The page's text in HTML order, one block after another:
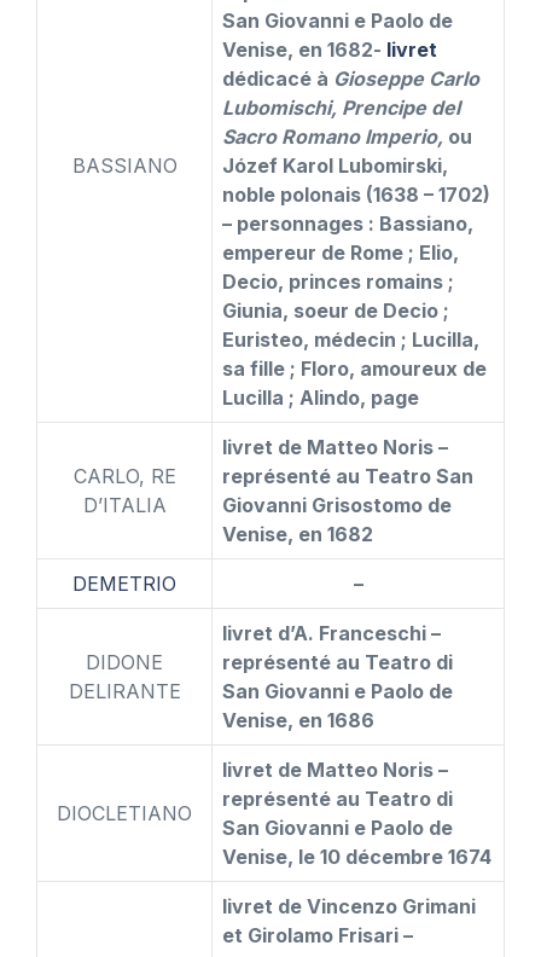
BASSIANO
San Giovanni e Paolo de
Venise, en 1682- livret
dédicacé à Gioseppe Carlo
Lubomischi, Prencipe del
Sacro Romano Imperio, ou
Józef Karol Lubomirski,
noble polonais (1638 – 1702)
– personnages : Bassiano,
empereur de Rome ; Elio,
Decio, princes romains ;
Giunia, soeur de Decio ;
Euristeo, médecin ; Lucilla,
sa fille ; Floro, amoureux de
Lucilla ; Alindo, page
CARLO, RE
D’ITALIA
livret de Matteo Noris –
représenté au Teatro San
Giovanni Grisostomo de
Venise, en 1682
DEMETRIO –
DIDONE
DELIRANTE
livret d’A. Franceschi –
représenté au Teatro di
San Giovanni e Paolo de
Venise, en 1686
DIOCLETIANO
livret de Matteo Noris –
représenté au Teatro di
San Giovanni e Paolo de
Venise, le 10 décembre 1674
livret de Vincenzo Grimani
et Girolamo Frisari –